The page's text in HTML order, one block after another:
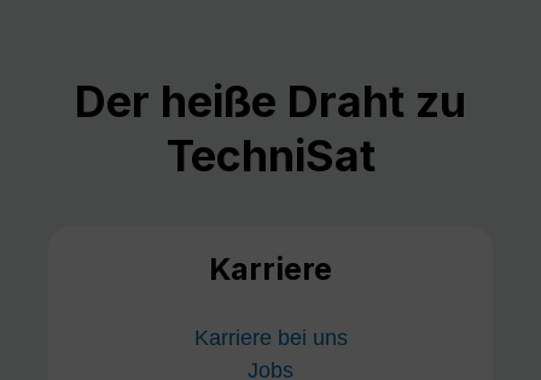
Der heiße Draht zu
TechniSat
Karriere
Karriere bei uns
Jobs